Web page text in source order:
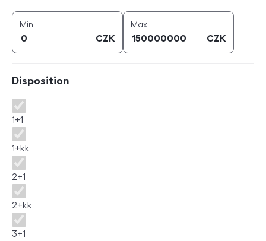
Min
CZK
Maxprice (
CZK
Disposition
Disposition
1+1
1+kk
2+1
2+kk
3+1